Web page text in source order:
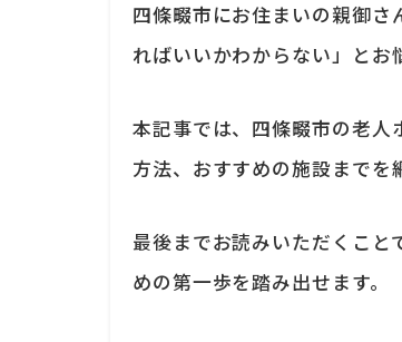
四條畷市にお住まいの親御さ
ればいいかわからない」とお
本記事では、四條畷市の老人
方法、おすすめの施設までを
最後までお読みいただくこと
めの第一歩を踏み出せます。